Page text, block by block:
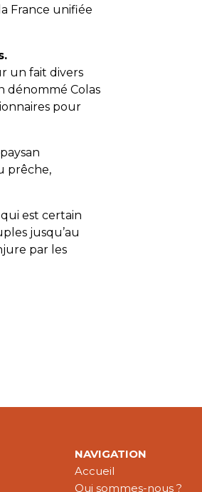
France unifiée
un fait divers
dénommé Colas
pour
prêche,
est certain
jusqu’au
par les
NAVIGATION
Accueil
Qui sommes-nous ?